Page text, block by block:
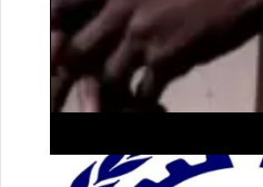
Le Commissariat